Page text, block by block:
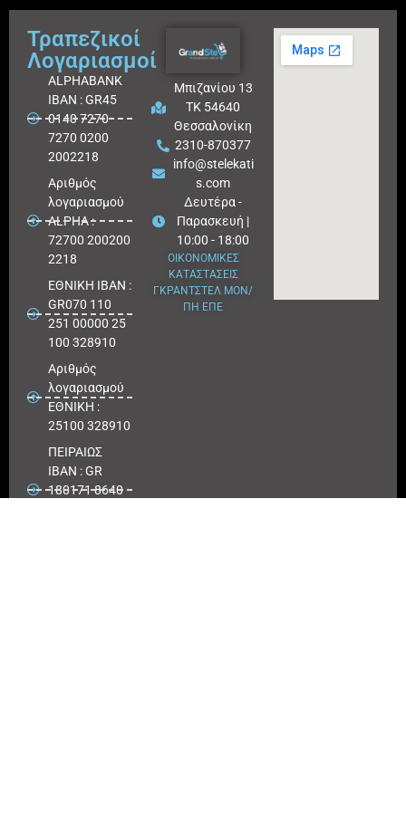
Τραπεζικοί
Λογαριασμοί
ALPHABANK
IBAN : GR45
0140 7270
7270 0200
2002218
Aριθμός
λογαριασμού
ALPHA :
72700 200200
2218
ΕΘΝΙΚΗ ΙΒΑΝ :
GR070 110
251 00000 25
100 328910
Αριθμός
λογαριασμού
ΕΘΝΙΚΗ :
25100 328910
ΠΕΙΡΑΙΩΣ
IBAN : GR
180171 8640
Μπιζανίου 13
ΤΚ 54640
Θεσσαλονίκη
2310-870377
info@stelekati
s.com
Δευτέρα -
Παρασκευή |
10:00 - 18:00
ΟΙΚΟΝΟΜΙΚΕΣ
ΚΑΤΑΣΤΑΣΕΙΣ
ΓΚΡΑΝΤΣΤΕΛ ΜΟΝ/
ΠΗ ΕΠΕ